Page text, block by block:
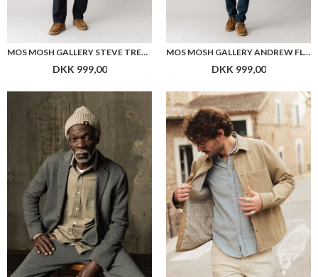
MOS MOSH GALLERY STEVE TRENTO JEANS
DKK 999,00
MOS MOSH GALLERY ANDREW FLORENCE JEANS
DKK 999,00